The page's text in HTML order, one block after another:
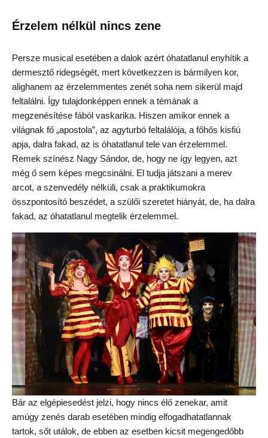
Érzelem nélkül nincs zene
Persze musical esetében a dalok azért óhatatlanul enyhítik a
dermesztő ridegségét, mert következzen is bármilyen kor,
alighanem az érzelemmentes zenét soha nem sikerül majd
feltalálni. Így tulajdonképpen ennek a témának a
megzenésítése fából vaskarika. Hiszen amikor ennek a
világnak fő „apostola”, az agyturbó feltalálója, a főhős kisfiú
apja, dalra fakad, az is óhatatlanul tele van érzelemmel.
Remek színész Nagy Sándor, de, hogy ne így legyen, azt
még ő sem képes megcsinálni. El tudja játszani a merev
arcot, a szenvedély nélküli, csak a praktikumokra
összpontosító beszédet, a szülői szeretet hiányát, de, ha dalra
fakad, az óhatatlanul megtelik érzelemmel.
Bár az elgépiesedést jelzi, hogy nincs élő zenekar, amit
amúgy zenés darab esetében mindig elfogadhatatlannak
tartok, sőt utálok, de ebben az esetben kicsit megengedőbb